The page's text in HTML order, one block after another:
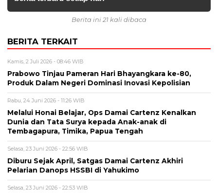
Berita ini 21 kali dibaca
BERITA TERKAIT
Kamis, 2 Juli 2026 - 08:46 WIB
Prabowo Tinjau Pameran Hari Bhayangkara ke-80,
Produk Dalam Negeri Dominasi Inovasi Kepolisian
Rabu, 24 Juni 2026 - 11:26 WIB
Melalui Honai Belajar, Ops Damai Cartenz Kenalkan
Dunia dan Tata Surya kepada Anak-anak di
Tembagapura, Timika, Papua Tengah
Selasa, 23 Juni 2026 - 22:56 WIB
Diburu Sejak April, Satgas Damai Cartenz Akhiri
Pelarian Danops HSSBI di Yahukimo
Selasa, 23 Juni 2026 - 22:53 WIB